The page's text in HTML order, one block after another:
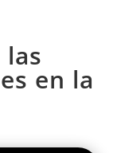
en la